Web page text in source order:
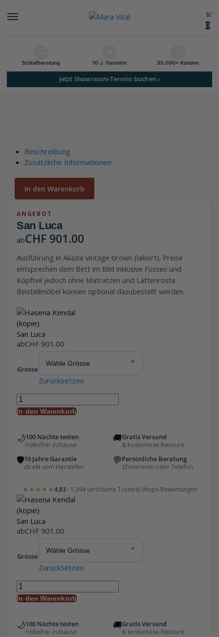
0
Schlaf­beratung 10 J. Garantie 35.000+ Kunden
Jetzt Showroom-Termin buchen ›
Beschreibung
Zusätzliche Informationen
In den Warenkorb
ANGEBOT
San Luca
abCHF 901.00
Ausführung in Akazie vintage brown (lakiert). Preise
entsprechen dem Bett im Bild inklusive Füssen und
Kopfteil jedoch ohne Matratzen und Lattenroste.
Beistellmöbel können optional dazubestellt werden.
San Luca
abCHF 901.00
Grösse
Zurücksetzen
In den Warenkorb
🌙100 Nächte testen
risikofrei zuhause
🚚Gratis Versand
& kostenlose Retoure
🛡10 Jahre Garantie
direkt vom Hersteller
💬Persönliche Beratung
Showroom oder Telefon
★★★★★4,83 · 1.394 verifizierte Trusted-Shops-Bewertungen
San Luca
abCHF 901.00
Grösse
Zurücksetzen
In den Warenkorb
🌙100 Nächte testen
risikofrei zuhause
🚚Gratis Versand
& kostenlose Retoure